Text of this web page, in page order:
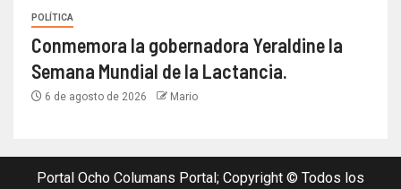
POLÍTICA
Conmemora la gobernadora Yeraldine la
Semana Mundial de la Lactancia.
6 de agosto de 2026 Mario
Portal Ocho Columans Portal; Copyright © Todos los